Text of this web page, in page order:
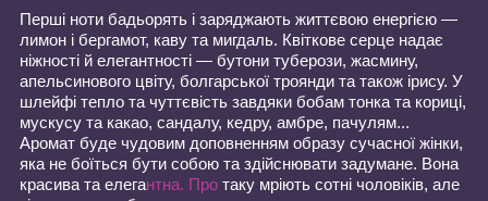
Перші ноти бадьорять і заряджають життєвою енергією —
лимон і бергамот, каву та мигдаль. Квіткове серце надає
ніжності й елегантності — бутони туберози, жасмину,
апельсинового цвіту, болгарської троянди та також ірису. У
шлейфі тепло та чуттєвість завдяки бобам тонка та кориці,
мускусу та какао, сандалу, кедру, амбре, пачулям...
Аромат буде чудовим доповненням образу сучасної жінки,
яка не боїться бути собою та здійснювати задумане. Вона
красива та елегантна. Про таку мріють сотні чоловіків, але